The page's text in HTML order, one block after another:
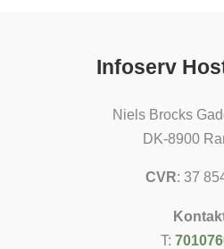
Infoserv
Niels Brocks
DK-8900
CVR: 37
T: